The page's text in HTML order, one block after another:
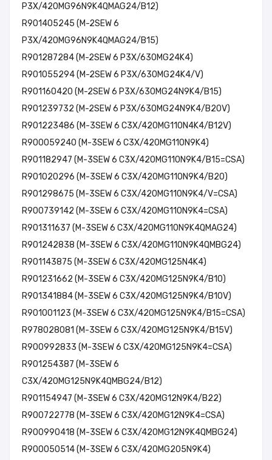
P3X/420MG96N9K4QMAG24/B12)
R901405245 (M-2SEW 6
P3X/420MG96N9K4QMAG24/B15)
R901287284 (M-2SEW 6 P3X/630MG24K4)
R901055294 (M-2SEW 6 P3X/630MG24K4/V)
R901160420 (M-2SEW 6 P3X/630MG24N9K4/B15)
R901239732 (M-2SEW 6 P3X/630MG24N9K4/B20V)
R901223486 (M-3SEW 6 C3X/420MG110N4K4/B12V)
R900059240 (M-3SEW 6 C3X/420MG110N9K4)
R901182947 (M-3SEW 6 C3X/420MG110N9K4/B15=CSA)
R901020296 (M-3SEW 6 C3X/420MG110N9K4/B20)
R901298675 (M-3SEW 6 C3X/420MG110N9K4/V=CSA)
R900739142 (M-3SEW 6 C3X/420MG110N9K4=CSA)
R901311637 (M-3SEW 6 C3X/420MG110N9K4QMAG24)
R901242838 (M-3SEW 6 C3X/420MG110N9K4QMBG24)
R901143875 (M-3SEW 6 C3X/420MG125N4K4)
R901231662 (M-3SEW 6 C3X/420MG125N9K4/B10)
R901341884 (M-3SEW 6 C3X/420MG125N9K4/B10V)
R901001123 (M-3SEW 6 C3X/420MG125N9K4/B15=CSA)
R978028081 (M-3SEW 6 C3X/420MG125N9K4/B15V)
R900992833 (M-3SEW 6 C3X/420MG125N9K4=CSA)
R901254387 (M-3SEW 6
C3X/420MG125N9K4QMBG24/B12)
R901154947 (M-3SEW 6 C3X/420MG12N9K4/B22)
R900722778 (M-3SEW 6 C3X/420MG12N9K4=CSA)
R900990418 (M-3SEW 6 C3X/420MG12N9K4QMBG24)
R900050514 (M-3SEW 6 C3X/420MG205N9K4)